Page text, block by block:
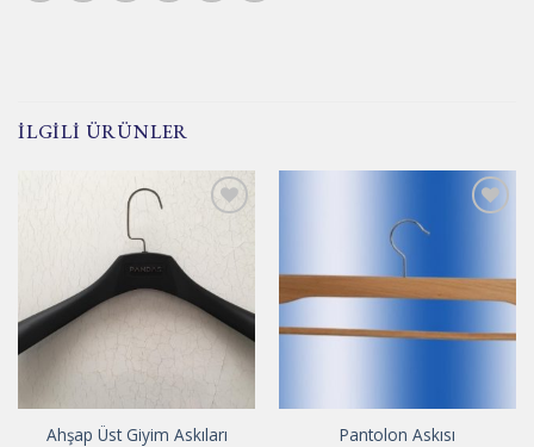
İLGILI ÜRÜNLER
Ahşap Üst Giyim Askıları Pantolon Askısı